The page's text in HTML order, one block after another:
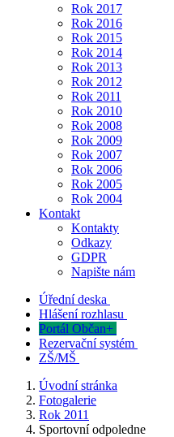
Rok 2017
Rok 2016
Rok 2015
Rok 2014
Rok 2013
Rok 2012
Rok 2011
Rok 2010
Rok 2008
Rok 2009
Rok 2007
Rok 2006
Rok 2005
Rok 2004
Kontakt
Kontakty
Odkazy
GDPR
Napište nám
Úřední deska
Hlášení rozhlasu
Portál Občan+
Rezervační systém
ZŠ/MŠ
Úvodní stránka
Fotogalerie
Rok 2011
Sportovní odpoledne